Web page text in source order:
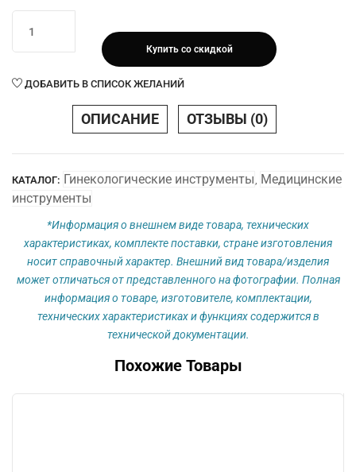
товара
Набор
тип3
Купить со скидкой
ДОБАВИТЬ В СПИСОК ЖЕЛАНИЙ
ОПИСАНИЕ ОТЗЫВЫ (0)
КАТАЛОГ: Гинекологические инструменты, Медицинские
инструменты
*Информация о внешнем виде товара, технических
характеристиках, комплекте поставки, стране изготовления
носит справочный характер. Внешний вид товара/изделия
может отличаться от представленного на фотографии. Полная
информация о товаре, изготовителе, комплектации,
технических характеристиках и функциях содержится в
технической документации.
Похожие Товары